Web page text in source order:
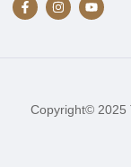
Copyright© 2025